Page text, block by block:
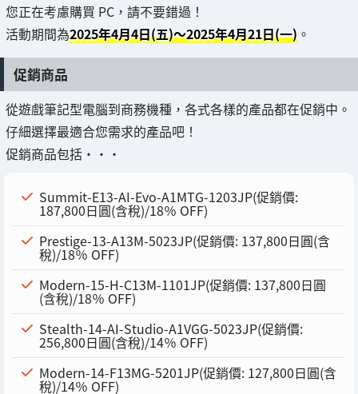
您正在考慮購買 PC，請不要錯過！
活動期間為2025年4月4日(五)～2025年4月21日(一) 。
促銷商品
從遊戲筆記型電腦到商務機種，各式各樣的產品都在促銷中。
仔細選擇最適合您需求的產品吧！
促銷商品包括・・・
Summit-E13-AI-Evo-A1MTG-1203JP(促銷價:
187,800日圓(含稅)/18％ OFF)
Prestige-13-A13M-5023JP(促銷價: 137,800日圓(含
稅)/18％ OFF)
Modern-15-H-C13M-1101JP(促銷價: 137,800日圓
(含稅)/18％ OFF)
Stealth-14-AI-Studio-A1VGG-5023JP(促銷價:
256,800日圓(含稅)/14％ OFF)
Modern-14-F13MG-5201JP(促銷價: 127,800日圓(含
稅)/14％ OFF)